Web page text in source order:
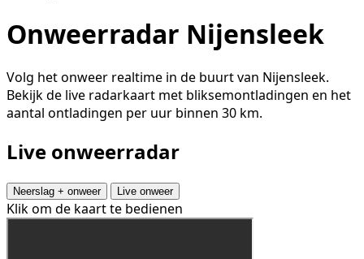
Onweerradar Nijensleek
Volg het onweer realtime in de buurt van Nijensleek.
Bekijk de live radarkaart met bliksemontladingen en het
aantal ontladingen per uur binnen 30 km.
Live onweerradar
Neerslag + onweer Live onweer
Klik om de kaart te bedienen